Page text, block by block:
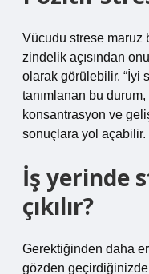
Vücudu strese maruz
zindelik açısından
olarak görülebilir. “İyi
tanımlanan bu
konsantrasyon ve
sonuçlara yol açabilir.
İş yerinde
çıkılır?
Gerektiğinden daha
gözden